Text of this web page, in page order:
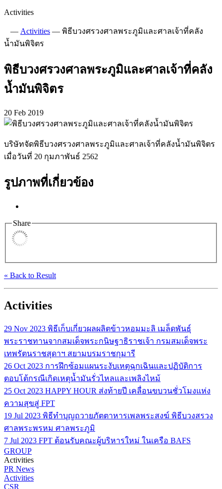
Activities
— Activities — พิธีบวงศรวงศาลพระภูมิและศาลเจ้าที่คลัง
น้ำมันพิจิตร
พิธีบวงศรวงศาลพระภูมิและศาลเจ้าที่คลัง
น้ำมันพิจิตร
20 Feb 2019
บริษัทจัดพิธีบวงศรวงศาลพระภูมิและศาลเจ้าที่คลังน้ำมันพิจิตร
เมื่อวันที่ 20 กุมภาพันธ์ 2562
รูปภาพที่เกี่ยวข้อง
Share
« Back to Result
Activities
29 Nov 2023 พิธีเก็บเกี่ยวผลผลิตข้าวหอมมะลิ เมล็ดพันธุ์
พระราชทานจากสมเด็จพระกนิษฐาธิราชเจ้า กรมสมเด็จพระ
เทพรัตนราชสุดาฯ สยามบรมราชกุมารี
26 Oct 2023 การฝึกซ้อมแผนระงับเหตุฉุกเฉินและปฏิบัติการ
ตอบโต้กรณีเกิดเหตุน้ำมันรั่วไหลและเพลิงไหม้
25 Oct 2023 HAPPY HOUR ส่งท้ายปี เคลื่อนขบวนชั่วโมงแห่ง
ความสุขสู่ FPT
19 Jul 2023 พิธีทำบุญถวายภัตตาหารเพลพระสงฆ์ พิธีบวงสรวง
ศาลพระพรหม ศาลพระภูมิ
7 Jul 2023 FPT ต้อนรับคณะผู้บริหารใหม่ ในเครือ BAFS
GROUP
Activities
PR News
Activities
CSR